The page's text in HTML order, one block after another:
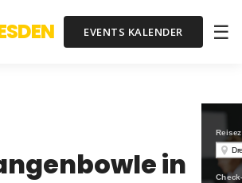
EVENTS KALENDER ☰
in